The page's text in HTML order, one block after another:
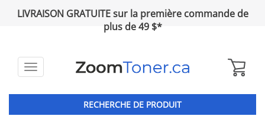
LIVRAISON GRATUITE sur la première commande de
plus de 49 $*
Toggle
RECHERCHE DE PRODUIT